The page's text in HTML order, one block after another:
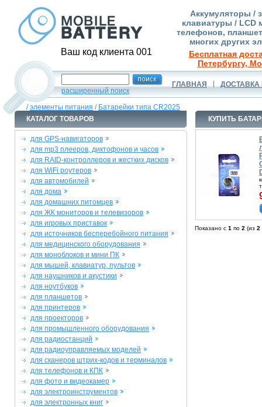
Ваш код клиента 001
Аккумуляторы /
клавиатуры / LCD
телефонов,
многих других
Бесплатная
Петербургу,
расширенный поиск
ГЛАВНАЯ ДОСТАВКА
/элементы питания / Батарейки типа CR2025
КАТАЛОГ ТОВАРОВ
для GPS-навигаторов
для mp3 плееров, диктофонов и часов
для RAID-контроллеров и жестких дисков
для WiFi роутеров
для автомобилей
для дома
для домашних питомцев
для ЖК мониторов и телевизоров
для игровых приставок
для источников бесперебойного питания
для медицинского оборудования
для моноблоков и мини ПК
для мышей, клавиатур, пультов
для наушников и акустики
для ноутбуков
для планшетов
для принтеров
для проекторов
для промышленного оборудования
для радиостанций
для радиоуправляемых моделей
для сканеров штрих-кодов и терминалов
для телефонов и КПК
для фото и видеокамер
для электроинструментов
для электронных книг
КУПИТЬ
Показано с 1 по 2 (из 2